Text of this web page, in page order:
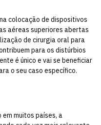
colocação de dispositivos
aéreas superiores abertas
de cirurgia oral para
para os distúrbios
é único e vai se beneficiar
o seu caso específico.
muitos países, a